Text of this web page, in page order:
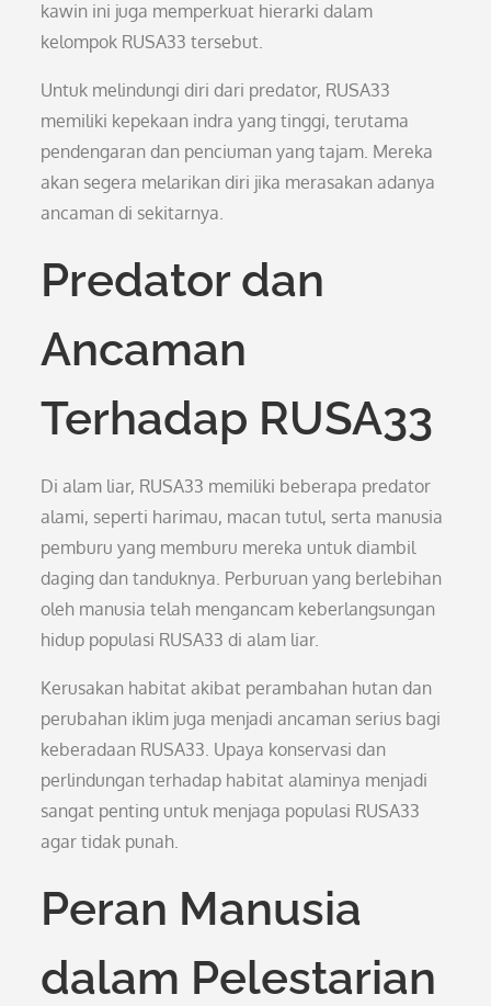
kawin ini juga memperkuat hierarki dalam
kelompok RUSA33 tersebut.
Untuk melindungi diri dari predator, RUSA33
memiliki kepekaan indra yang tinggi, terutama
pendengaran dan penciuman yang tajam. Mereka
akan segera melarikan diri jika merasakan adanya
ancaman di sekitarnya.
Predator dan
Ancaman
Terhadap RUSA33
Di alam liar, RUSA33 memiliki beberapa predator
alami, seperti harimau, macan tutul, serta manusia
pemburu yang memburu mereka untuk diambil
daging dan tanduknya. Perburuan yang berlebihan
oleh manusia telah mengancam keberlangsungan
hidup populasi RUSA33 di alam liar.
Kerusakan habitat akibat perambahan hutan dan
perubahan iklim juga menjadi ancaman serius bagi
keberadaan RUSA33. Upaya konservasi dan
perlindungan terhadap habitat alaminya menjadi
sangat penting untuk menjaga populasi RUSA33
agar tidak punah.
Peran Manusia
dalam Pelestarian